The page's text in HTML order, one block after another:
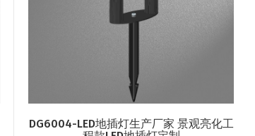
DG6004-LED地插灯生产厂家 景观亮化工